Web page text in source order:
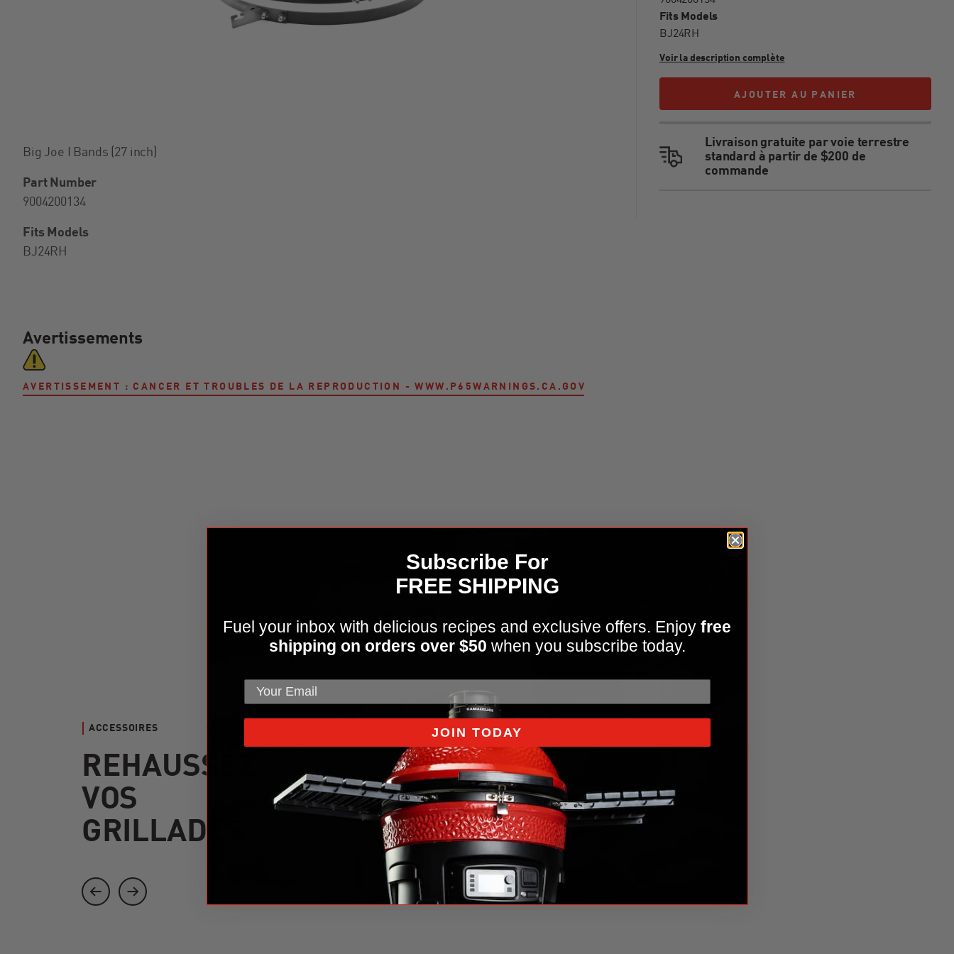
Fits Models
BJ24RH
Avertissements
WWW.P65WARNINGS.CA.GOV
Voir la description complète
AJOUTER AU PANIER
AJOUTER AU PANIER
Livraison gratuite par voie terrestre
standard à partir de $200 de
commande
Big Joe I Bands (27 inch)
Part Number
9004200134
Fits Models
BJ24RH
Avertissements
AVERTISSEMENT : CANCER ET TROUBLES DE LA REPRODUCTION - WWW.P65WARNINGS.CA.GOV
ACCESSOIRES
REHAUSSEZ
VOS
GRILLADES
Subscribe For
FREE SHIPPING
Fuel your inbox with delicious recipes and exclusive offers. Enjoy free
shipping on orders over $50 when you subscribe today.
JOIN TODAY